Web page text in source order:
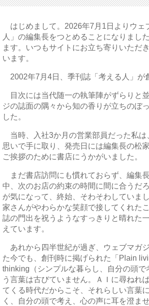
はじめまして。2026年7月1日よりウェ
人」の編集長をつとめることになりまし
ます。いつもサイトにお立ち寄りいただ
います。
2002年7月4日、季刊誌「考える人」が
目次には当代随一の執筆陣がずらりと
ジの誌面の隅々から知の香りが立ちのぼ
した。
当時、入社3か月の営業部員だった私は
思いで手に取り、発売日には編集長の松
ご挨拶のために書店にうかがいました。
まだ書店訪問にも慣れておらず、編集
中、次のお店の約束の時間に間に合うだ
が気になって、終始、そわそわしていま
家さんがやわらかな笑顔で接してくれた
誌の門出を祝うようなすっきりと晴れた
えています。
あれから四半世紀が過ぎ、ウェブマガ
た今でも、創刊時に掲げられた「Plain
thinking（シンプルな暮らし、自分の頭で
う言葉は古びていません。ＡＩに尋ねれ
てくる時代だからこそ、それらしい言葉
く、自分の頭で考え、心の声に耳を澄ま